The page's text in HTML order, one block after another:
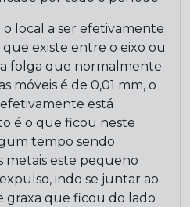
local a ser efetivamente
existe entre o eixo ou
folga que normalmente
móveis é de 0,01 mm, o
está
é o que ficou neste
tempo sendo
metais este pequeno
indo se juntar ao
graxa que ficou do lado